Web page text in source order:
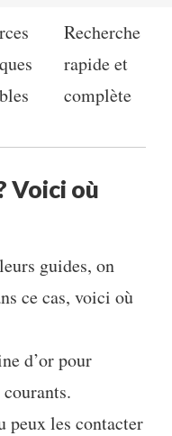
Recherche
rapide et
complète
Voici où
guides, on
ce cas, voici où
d’or pour
peux les contacter